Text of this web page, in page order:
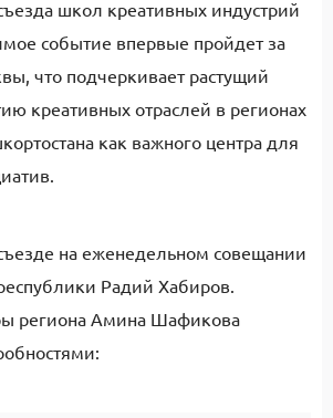
школ креативных индустрий
событие впервые пройдет за
что подчеркивает растущий
креативных отраслей в регионах
как важного центра для
на еженедельном совещании
Радий Хабиров.
региона Амина Шафикова